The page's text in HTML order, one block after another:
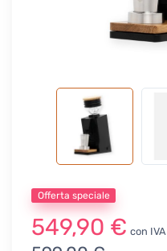
Offerta speciale
549,90 € con IVA